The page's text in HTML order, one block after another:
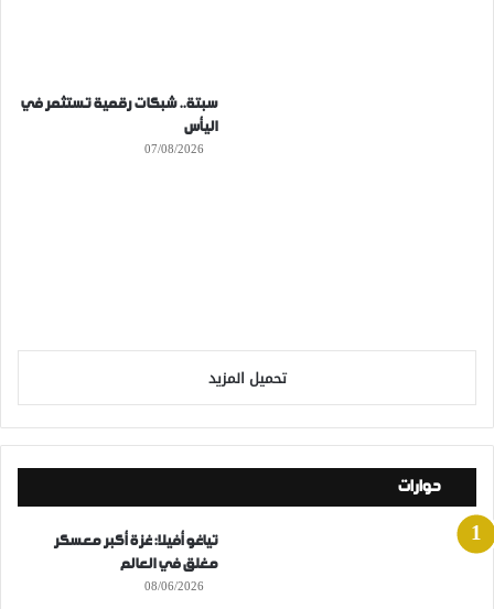
سبتة.. شبكات رقمية تستثمر في
اليأس
07/08/2026
تحميل المزيد
حوارات
تياغو أفيلا: غزة أكبر معسكر
مغلق في العالم
08/06/2026